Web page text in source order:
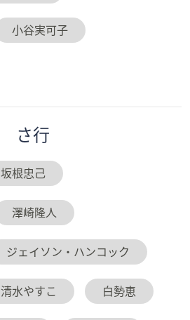
小谷実可子
さ行
坂根忠己
澤崎隆人
ジェイソン・ハンコック
清水やすこ 白勢恵